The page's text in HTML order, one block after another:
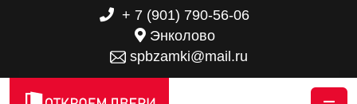
+ 7 (901) 790-56-06
Энколово
spbzamki@mail.ru